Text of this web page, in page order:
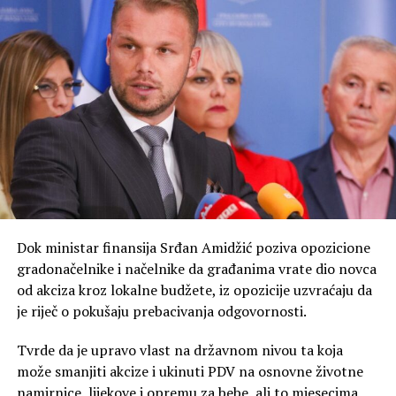
protočne elektrane, na Drini i na Vrbasu, one su
očekivane za ovo doba godine,..dotoci u avgustu su na
minimumu na tim rijekama – rekao je Ivan Koprivica,
izvršni direktor za tehničke poslove MH Elektroprivreda
Republike Srpske, Trebinje.
– Napunili smo solidno akumulaciju “Bileća”, i poslije
toga imamo znatno manje padavina, u januaru 440 litara
po metru kvadratnom, a u ostalih pet mjeseci imamo
287 litara – naveo je Duško Vujović, rukovodilac sektora
za upravljanje proizvodnjom i vodama ZP
Trenutni dotoci su minorni u odnosu na potrošnju. Kota
hidroakumulacije “Bileća” je niža jedanaest metara u
odnosu na plan.
– Ona može da radio još 30, 40 dana, imamo remont
Hidroelektrana na Trebišnjici, koji će trajati preko
Dok ministar finansija Srđan Amidžić poziva opozicione
gradonačelnike i načelnike da građanima vrate dio novca
od akciza kroz lokalne budžete, iz opozicije uzvraćaju da
je riječ o pokušaju prebacivanja odgovornosti.
Tvrde da je upravo vlast na državnom nivou ta koja
može smanjiti akcize i ukinuti PDV na osnovne životne